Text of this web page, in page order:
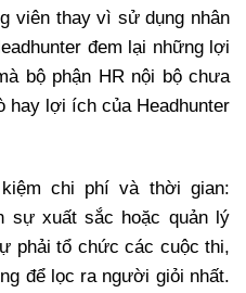
viên thay vì sử dụng nhân
đem lại những lợi
bộ phận HR nội bộ chưa
hay lợi ích của Headhunter
chi phí và thời gian:
sự xuất sắc hoặc quản lý
phải tổ chức các cuộc thi,
để lọc ra người giỏi nhất.